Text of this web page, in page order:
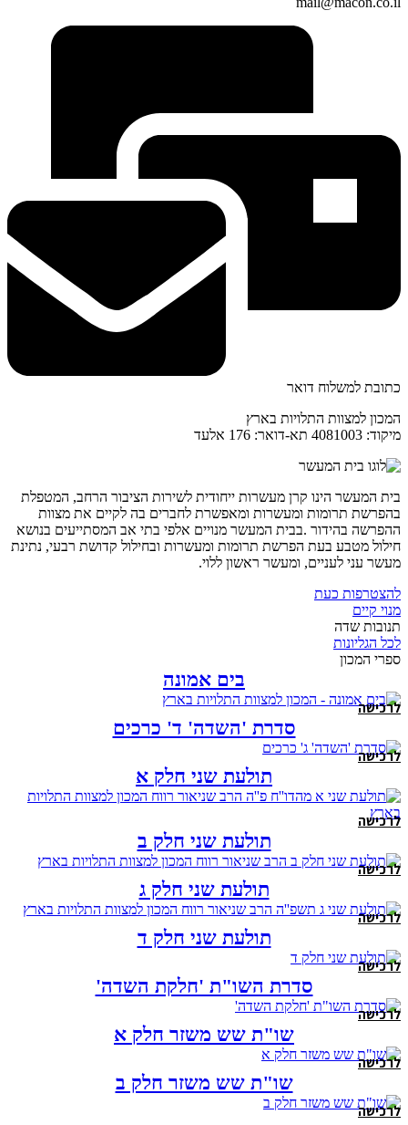
כתובת למשלוח דואר
המכון למצוות התלויות בארץ
מיקוד: 4081003 תא-דואר: 176 אלעד
בית המעשר הינו קרן מעשרות ייחודית לשירות הציבור הרחב, המטפלת
בהפרשת תרומות ומעשרות ומאפשרת לחברים בה לקיים את מצוות
ההפרשה בהידור .בבית המעשר מנויים אלפי בתי אב המסתייעים בנושא
חילול מטבע בעת הפרשת תרומות ומעשרות ובחילול קדושת רבעי, נתינת
מעשר עני לעניים, ומעשר ראשון ללוי.
להצטרפות כעת
מנוי קיים
תנובות שדה
לכל הגליונות
ספרי המכון
בים אמונה
לרכישה
סדרת 'השדה' ד' כרכים
לרכישה
תולעת שני חלק א
לרכישה
תולעת שני חלק ב
לרכישה
תולעת שני חלק ג
לרכישה
תולעת שני חלק ד
לרכישה
סדרת השו"ת 'חלקת השדה'
לרכישה
שו"ת שש משזר חלק א
לרכישה
שו"ת שש משזר חלק ב
לרכישה